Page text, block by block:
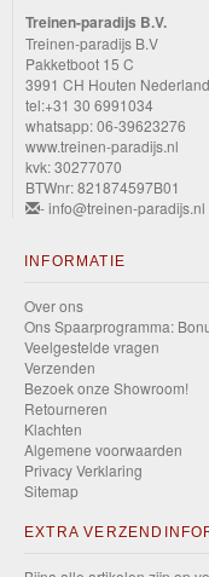
HW
Track
Champs
HW
Turbo
Xtreme
Sports
HW
Wagons
HW
the
"80s"
Treinen-paradijs B.V.
Treinen-paradijs B.V
Pakketboot 15 C
3991 CH Houten Nederland
tel:+31 30 6991034
whatsapp: 06-39623276
www.treinen-paradijs.nl
kvk: 30277070
BTWnr: 821874597B01
- info@treinen-paradijs.nl
INFORMATIE
Over ons
Ons Spaarprogramma:
Veelgestelde vragen
Verzenden
Bezoek onze Showroom!
Retourneren
Klachten
Algemene voorwaarden
Privacy Verklaring
Sitemap
EXTRA